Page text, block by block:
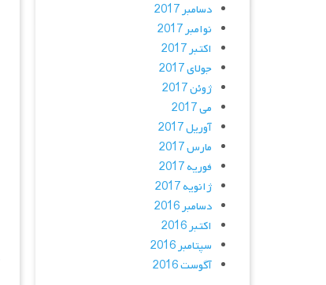
دسامبر 2017
نوامبر 2017
اکتبر 2017
جولای 2017
ژوئن 2017
می 2017
آوریل 2017
مارس 2017
فوریه 2017
ژانویه 2017
دسامبر 2016
اکتبر 2016
سپتامبر 2016
آگوست 2016